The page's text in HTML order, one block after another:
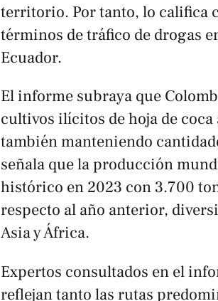
territorio. Por tanto, lo califica
términos de tráfico de drogas
Ecuador.
El informe subraya que
cultivos ilícitos de hoja de
también manteniendo
señala que la producción
histórico en 2023 con 3.700
respecto al año anterior,
Asia y África.
Expertos consultados en el
reflejan tanto las rutas